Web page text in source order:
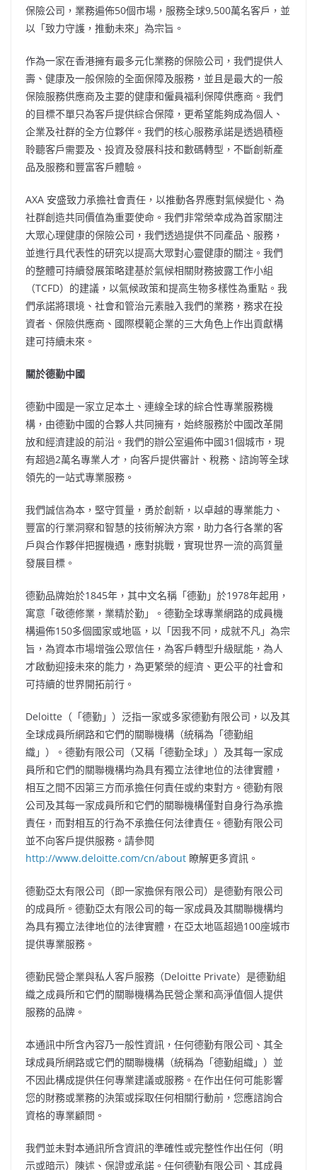
保險公司，業務遍佈50個市場，服務全球9,500萬名客戶，並
以「致力守護，推動未來」為宗旨。
作為一家在香港擁有最多元化業務的保險公司，我們提供人
壽、健康及一般保險的全面保障及服務，並且是最大的一般
保險服務供應商及主要的健康和僱員福利保障供應商。我們
的目標不單只為客戶提供綜合保障，更希望能夠成為個人、
企業及社群的全方位夥伴。我們的核心服務承諾是透過積極
聆聽客戶需要及、投資及發展科技和數碼轉型，不斷創新產
品及服務和豐富客戶體驗。
AXA 安盛致力承擔社會責任，以推動各界應對氣候變化、為
社群創造共同價值為重要使命。我們非常榮幸成為首家關注
大眾心理健康的保險公司，我們透過提供不同產品、服務，
並進行具代表性的研究以提高大眾對心靈健康的關注。我們
的整體可持續發展策略建基於氣候相關財務披露工作小組
（TCFD）的建議，以氣候政策和提高生物多樣性為重點。我
們承諾將環境、社會和管治元素融入我們的業務，務求在投
資者、保險供應商、國際模範企業的三大角色上作出貢獻構
建可持續未來。
關於德勤中國
德勤中國是一家立足本土、連線全球的綜合性專業服務機
構，由德勤中國的合夥人共同擁有，始終服務於中國改革開
放和經濟建設的前沿。我們的辦公室遍佈中國31個城市，現
有超過2萬名專業人才，向客戶提供審計、稅務、諮詢等全球
領先的一站式專業服務。
我們誠信為本，堅守質量，勇於創新，以卓越的專業能力、
豐富的行業洞察和智慧的技術解決方案，助力各行各業的客
戶與合作夥伴把握機遇，應對挑戰，實現世界一流的高質量
發展目標。
德勤品牌始於1845年，其中文名稱「德勤」於1978年起用，
寓意「敬德修業，業精於勤」。德勤全球專業網路的成員機
構遍佈150多個國家或地區，以「因我不同，成就不凡」為宗
旨，為資本市場增強公眾信任，為客戶轉型升級賦能，為人
才啟動迎接未來的能力，為更繁榮的經濟、更公平的社會和
可持續的世界開拓前行。
Deloitte（「德勤」）泛指一家或多家德勤有限公司，以及其
全球成員所網路和它們的關聯機構（統稱為「德勤組
織」）。德勤有限公司（又稱「德勤全球」）及其每一家成
員所和它們的關聯機構均為具有獨立法律地位的法律實體，
相互之間不因第三方而承擔任何責任或約束對方。德勤有限
公司及其每一家成員所和它們的關聯機構僅對自身行為承擔
責任，而對相互的行為不承擔任何法律責任。德勤有限公司
並不向客戶提供服務。請參閱
http://www.deloitte.com/cn/about 瞭解更多資訊。
德勤亞太有限公司（即一家擔保有限公司）是德勤有限公司
的成員所。德勤亞太有限公司的每一家成員及其關聯機構均
為具有獨立法律地位的法律實體，在亞太地區超過100座城市
提供專業服務。
德勤民營企業與私人客戶服務（Deloitte Private）是德勤組
織之成員所和它們的關聯機構為民營企業和高淨值個人提供
服務的品牌。
本通訊中所含內容乃一般性資訊，任何德勤有限公司、其全
球成員所網路或它們的關聯機構（統稱為「德勤組織」）並
不因此構成提供任何專業建議或服務。在作出任何可能影響
您的財務或業務的決策或採取任何相關行動前，您應諮詢合
資格的專業顧問。
我們並未對本通訊所含資訊的準確性或完整性作出任何（明
示或暗示）陳述、保證或承諾。任何德勤有限公司、其成員